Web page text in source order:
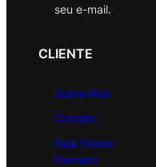
seu e-mail.
CLIENTE
Sobre Nós
Contato
Seja Nosso
Parceiro